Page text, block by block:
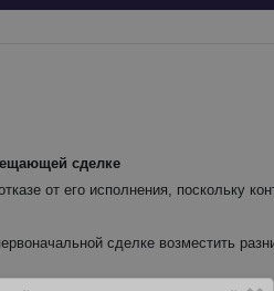
сделке
от его исполнения, поскольку
сделке возместить